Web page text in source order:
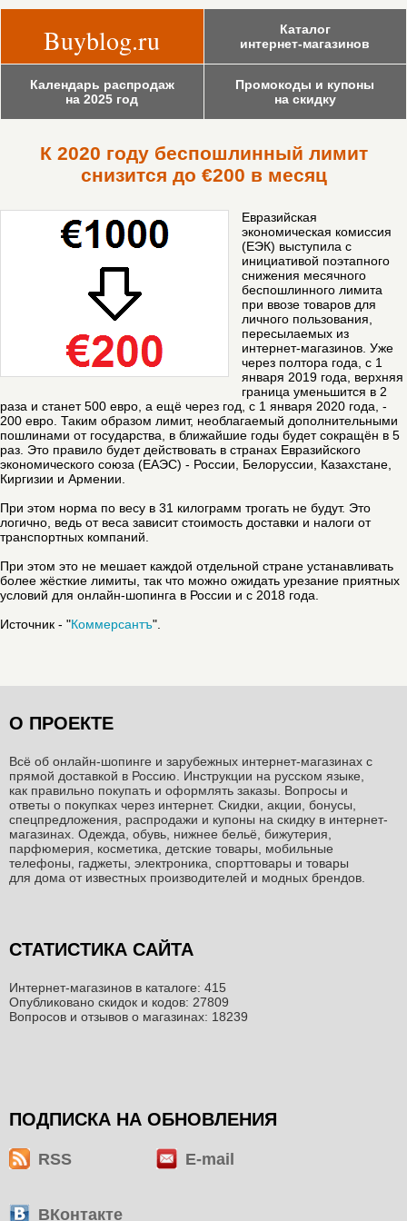
Buyblog.ru
Каталог
интернет-магазинов
Календарь распродаж
на 2025 год
Промокоды и купоны
на скидку
К 2020 году беспошлинный лимит
снизится до €200 в месяц
Евразийская
экономическая комиссия
(ЕЭК) выступила с
инициативой поэтапного
снижения месячного
беспошлинного лимита
при ввозе товаров для
личного пользования,
пересылаемых из
интернет-магазинов. Уже
через полтора года, с 1
января 2019 года, верхняя
граница уменьшится в 2
раза и станет 500 евро, а ещё через год, с 1 января 2020 года, -
200 евро. Таким образом лимит, необлагаемый дополнительными
пошлинами от государства, в ближайшие годы будет сокращён в 5
раз. Это правило будет действовать в странах Евразийского
экономического союза (ЕАЭС) - России, Белоруссии, Казахстане,
Киргизии и Армении.
При этом норма по весу в 31 килограмм трогать не будут. Это
логично, ведь от веса зависит стоимость доставки и налоги от
транспортных компаний.
При этом это не мешает каждой отдельной стране устанавливать
более жёсткие лимиты, так что можно ожидать урезание приятных
условий для онлайн-шопинга в России и с 2018 года.
Источник - "Коммерсантъ".
О ПРОЕКТЕ
Всё об онлайн-шопинге и зарубежных интернет-магазинах c
прямой доставкой в Россию. Инструкции на русском языке,
как правильно покупать и оформлять заказы. Вопросы и
ответы о покупках через интернет. Скидки, акции, бонусы,
спецпредложения, распродажи и купоны на скидку в интернет-
магазинах. Одежда, обувь, нижнее бельё, бижутерия,
парфюмерия, косметика, детские товары, мобильные
телефоны, гаджеты, электроника, спорттовары и товары
для дома от известных производителей и модных брендов.
СТАТИСТИКА САЙТА
Интернет-магазинов в каталоге: 415
Опубликовано скидок и кодов: 27809
Вопросов и отзывов о магазинах: 18239
ПОДПИСКА НА ОБНОВЛЕНИЯ
RSS E-mail
ВКонтакте